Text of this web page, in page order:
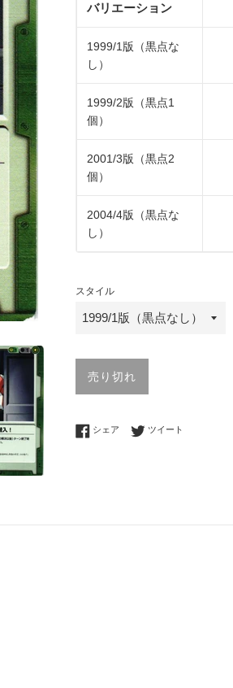
バリエーション
1999/1版（黒点な
し）
1999/2版（黒点1
個）
2001/3版（黒点2
個）
2004/4版（黒点な
し）
スタイル
売り切れ
シェア Facebookでシェアする
ツイート